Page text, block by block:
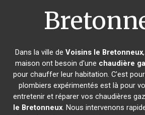
Dans la ville deVoisins le Bretonneux
maison ont besoin d'une chaudière
pour chauffer leur habitation. C'est
plombiers expérimentés est là pour
entretenir et réparer vos chaudières
le Bretonneux. Nous intervenons